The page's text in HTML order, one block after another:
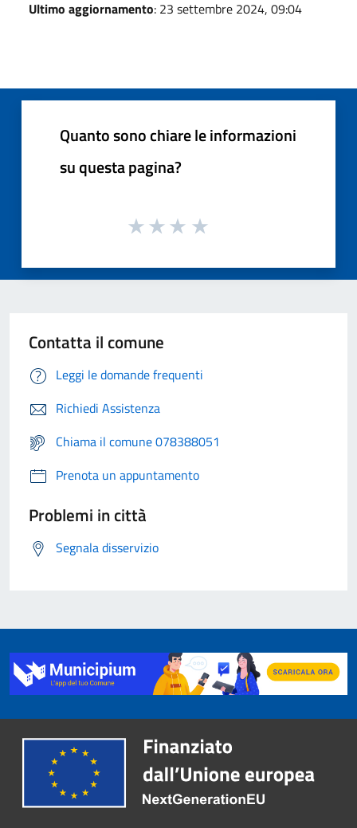
Ultimo aggiornamento: 23 settembre 2024, 09:04
Quanto sono chiare le informazioni
su questa pagina?
Contatta il comune
Leggi le domande frequenti
Richiedi Assistenza
Chiama il comune 078388051
Prenota un appuntamento
Problemi in città
Segnala disservizio